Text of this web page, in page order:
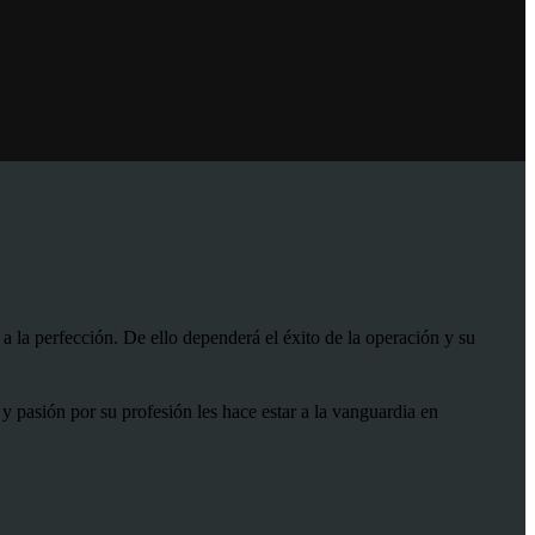
la perfección. De ello dependerá el éxito de la operación y su
por su profesión les hace estar a la vanguardia en